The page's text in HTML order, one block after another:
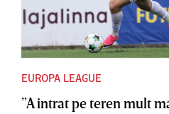
EUROPA LEAGUE
”A intrat pe teren mult